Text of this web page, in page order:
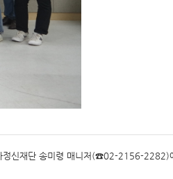
정신재단 송미령 매니저(☎02-2156-2282)